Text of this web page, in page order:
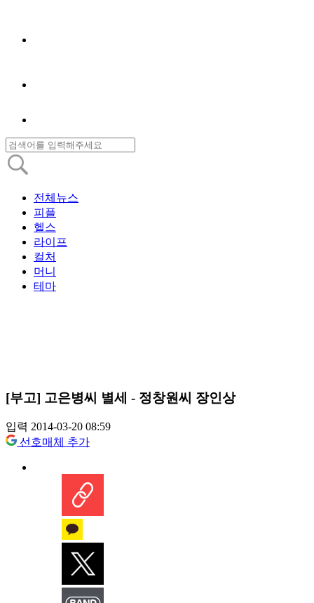
전체뉴스
피플
헬스
라이프
컬처
머니
테마
[부고] 고은병씨 별세 - 정창원씨 장인상
입력 2014-03-20 08:59
선호매체 추가